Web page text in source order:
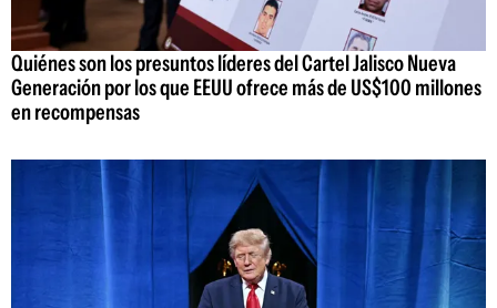
Quiénes son los presuntos líderes del Cartel Jalisco Nueva
Generación por los que EEUU ofrece más de US$100 millones
en recompensas